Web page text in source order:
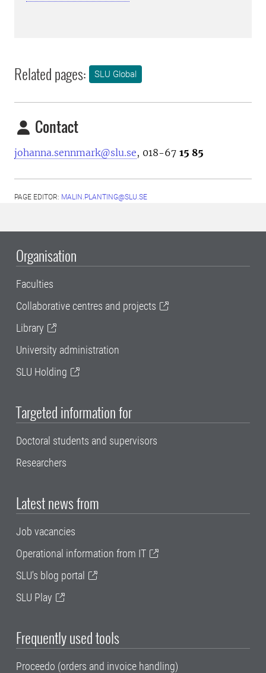
Related pages: SLU Global
Contact
johanna.sennmark@slu.se, 018-67 15 85
PAGE EDITOR: MALIN.PLANTING@SLU.SE
Organisation
Faculties
Collaborative centres and projects
Library
University administration
SLU Holding
Targeted information for
Doctoral students and supervisors
Researchers
Latest news from
Job vacancies
Operational information from IT
SLU's blog portal
SLU Play
Frequently used tools
Proceedo (orders and invoice handling)